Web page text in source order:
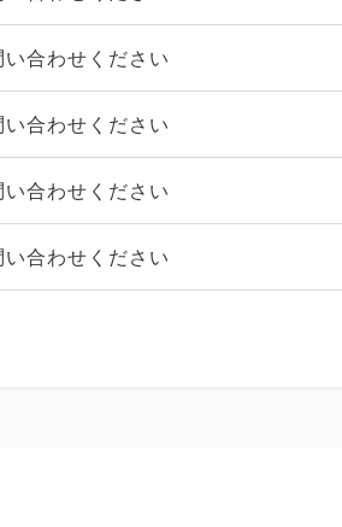
合わせください
合わせください
合わせください
合わせください